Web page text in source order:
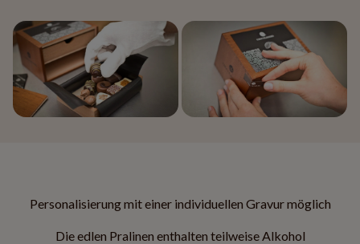
Personalisierung mit einer individuellen Gravur möglich
Die edlen Pralinen enthalten teilweise Alkohol